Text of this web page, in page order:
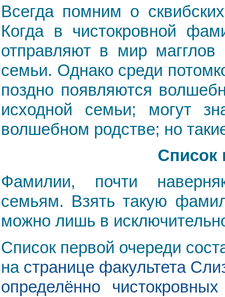
Всегда помним о
Когда в чистокровной
отправляют в мир
семьи. Однако среди
поздно появляются
исходной семьи; могут
волшебном родстве; но
Список
Фамилии, почти
семьям. Взять такую
можно лишь в
Список первой очереди
на странице факультета
определённо чистокровных